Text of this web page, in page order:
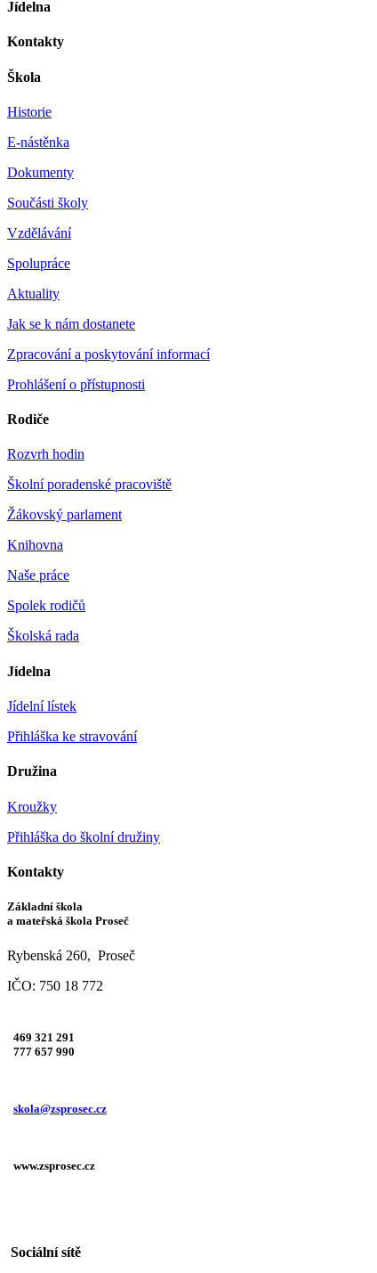
Jídelna
Kontakty
Škola
Historie
E-nástěnka
Dokumenty
Součásti školy
Vzdělávání
Spolupráce
Aktuality
Jak se k nám dostanete
Zpracování a poskytování informací
Prohlášení o přístupnosti
Rodiče
Rozvrh hodin
Školní poradenské pracoviště
Žákovský parlament
Knihovna
Naše práce
Spolek rodičů
Školská rada
Jídelna
Jídelní lístek
Přihláška ke stravování
Družina
Kroužky
Přihláška do školní družiny
Kontakty
Základní škola
a mateřská škola Proseč
Rybenská 260, Proseč
IČO: 750 18 772
469 321 291
777 657 990
skola@zsprosec.cz
www.zsprosec.cz
Sociální sítě